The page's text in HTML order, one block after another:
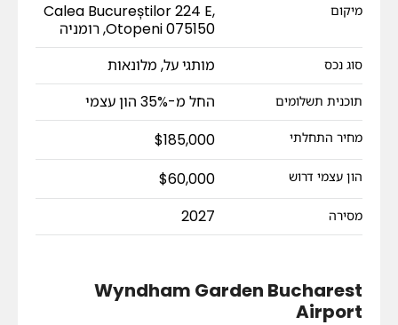
מיקום
Calea Bucureștilor 224 E,
Otopeni 075150, רומניה
סוג נכס מותגי על, מלונאות
תוכנית תשלומים החל מ-35% הון עצמי
מחיר התחלתי $185,000
הון עצמי דרוש $60,000
מסירה 2027
Wyndham Garden Bucharest
Airport